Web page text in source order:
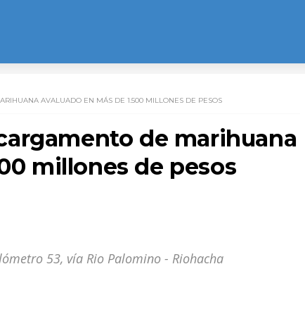
AVALUADO EN MÁS DE 1.500 MILLONES DE PESOS
de marihuana
millones de pesos
53, vía Rio Palomino - Riohacha